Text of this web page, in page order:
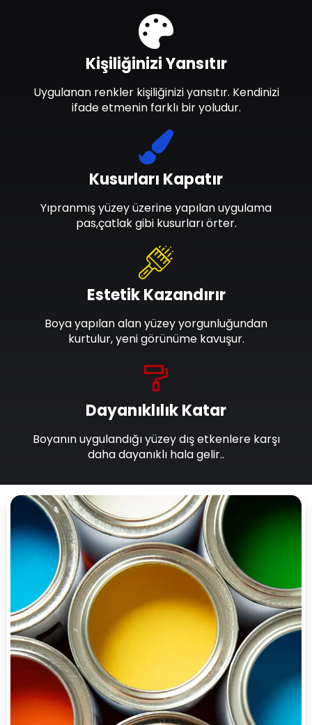
Dayanıklılık Katar
Boyanın uygulandığı yüzey dış etkenlere karşı
daha dayanıklı hala gelir..
Estetik Kazandırır
Boya yapılan alan yüzey yorgunluğundan
kurtulur, yeni görünüme kavuşur.
Kusurları Kapatır
Yıpranmış yüzey üzerine yapılan uygulama
pas,çatlak gibi kusurları örter.
Kişiliğinizi Yansıtır
Uygulanan renkler kişiliğinizi yansıtır. Kendinizi
ifade etmenin farklı bir yoludur.